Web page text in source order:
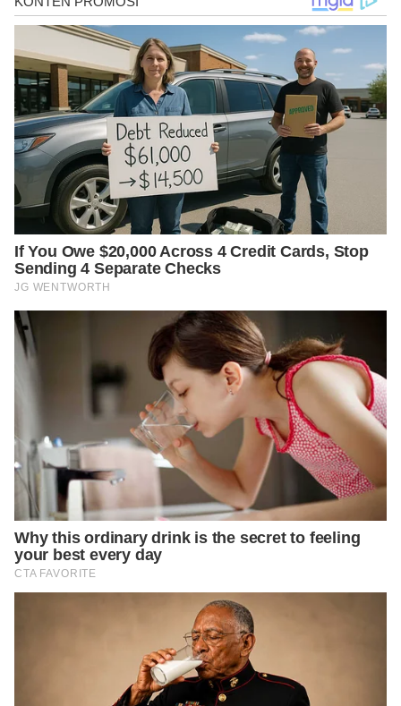
https://drlesliekorn.com/2018/01/coffee-enemas-benefits/
https://www.healthline.com/health/coffee-enema#who-should-
https://veeshoney.com/blogs/news/8-reasons-why-coffee-
enemas-are-the-sh-t
https://steemit.com/medicinalherb/@myart/benefits-of-coffee-
parasites-for-body-health-76fdd80268e45
https://thehealthyapple.com/the-best-liver-detox-coffee-
enemas/
https://www.medicalnewstoday.com/articles/315663#Evidence
%20for%20and%20against%20the%20use%20of%20coffee%20
enemas
https://www.goodrx.com/well-being/diet-nutrition/do-coffee-
enemas-work
https://clarityessentialwellness.com.au/blog/blog/transform-
your-health-with-coffee-enema
aktivitas-antioksidan-daun-benalu-ko-c7f2d1fa.pdf
https://www.ninna.id/benalu-kopi-memiliki-beragam-khasiat-
https://www.ncbi.nlm.nih.gov/pmc/articles/PMC4379471/
https://www.hindawi.com/journals/ecam/2013/273712/